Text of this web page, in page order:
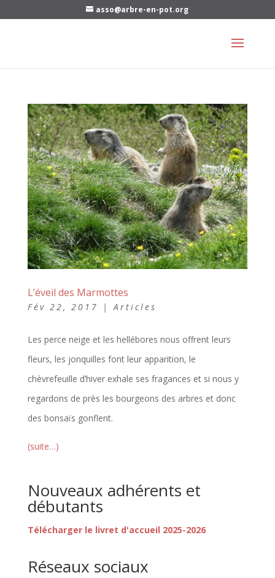
asso@arbre-en-pot.org
L’éveil des Marmottes
Fév 22, 2017 | Articles
Les perce neige et les hellébores nous offrent leurs
fleurs, les jonquilles font leur apparition, le
chèvrefeuille d’hiver exhale ses fragances et si nous y
regardons de près les bourgeons des arbres et donc
des bonsaïs gonflent.
(suite…)
Nouveaux adhérents et
débutants
Télécharger le livret d'accueil 2025-2026
Réseaux sociaux